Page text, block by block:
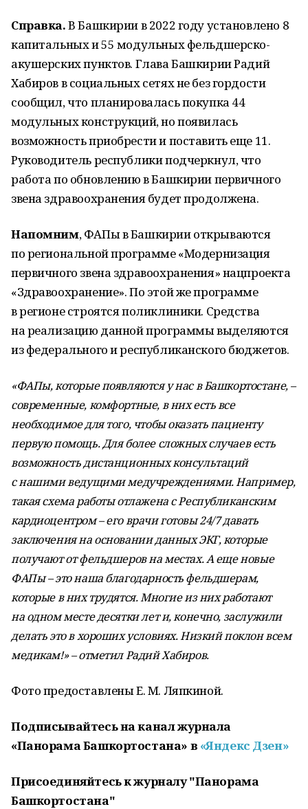
Справка.В Башкирии в 2022 году установлено 8
капитальных и 55 модульных фельдшерско-
акушерских пунктов. Глава Башкирии Радий
Хабиров в социальных сетях не без гордости
сообщил, что планировалась покупка 44
модульных конструкций, но появилась
возможность приобрести и поставить еще 11.
Руководитель республики подчеркнул, что
работа по обновлению в Башкирии первичного
звена здравоохранения будет продолжена.
Напомним, ФАПы в Башкирии открываются
по региональной программе «Модернизация
первичного звена здравоохранения» нацпроекта
«Здравоохранение». По этой же программе
в регионе строятся поликлиники. Средства
на реализацию данной программы выделяются
из федерального и республиканского бюджетов.
«ФАПы, которые появляются у нас в Башкортостане, –
современные, комфортные, в них есть все
необходимое для того, чтобы оказать пациенту
первую помощь. Для более сложных случаев есть
возможность дистанционных консультаций
с нашими ведущими медучреждениями. Например,
такая схема работы отлажена с Республиканским
кардиоцентром – его врачи готовы 24/7 давать
заключения на основании данных ЭКГ, которые
получают от фельдшеров на местах. А еще новые
ФАПы – это наша благодарность фельдшерам,
которые в них трудятся. Многие из них работают
на одном месте десятки лет и, конечно, заслужили
делать это в хороших условиях. Низкий поклон всем
медикам!» – отметил Радий Хабиров.
Фото предоставлены Е. М. Ляпкиной.
Подписывайтесь на канал журнала
«Панорама Башкортостана» в «Яндекс Дзен»
Присоединяйтесь к журналу "Панорама
Башкортостана"